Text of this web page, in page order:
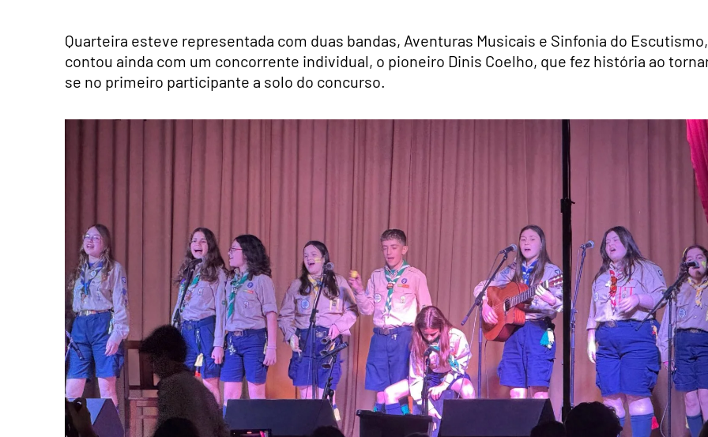
Quarteira esteve representada com duas bandas, Aventuras Musicais e Sinfonia do
contou ainda com um concorrente individual, o pioneiro Dinis Coelho, que fez história ao
se no primeiro participante a solo do concurso.